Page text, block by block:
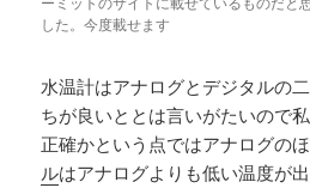
した。今度載せます
水温計はアナログとデジタルの
ちが良いととは言いがたいので
正確かという点ではアナログの
ルはアナログよりも低い温度が